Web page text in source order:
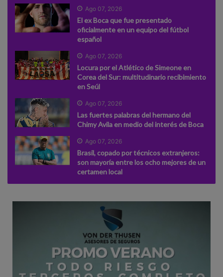
Ago 07, 2026
El ex Boca que fue presentado
oficialmente en un equipo del fútbol
español
Ago 07, 2026
Locura por el Atlético de Simeone en
Corea del Sur: multitudinario recibimiento
en Seúl
Ago 07, 2026
Las fuertes palabras del hermano del
Chimy Avila en medio del interés de Boca
Ago 07, 2026
Brasil, copado por técnicos extranjeros:
son mayoría entre los ocho mejores de un
certamen local